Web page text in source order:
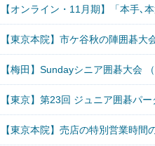
【オンライン・11月期】「本手､
【東京本院】市ケ谷秋の陣囲碁大
【梅田】Sundayシニア囲碁大会
【東京】第23回 ジュニア囲碁パー
【東京本院】売店の特別営業時間